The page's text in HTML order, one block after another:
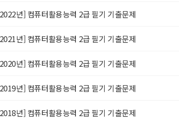
년] 컴퓨터활용능력 2급 필기 기출문제
년] 컴퓨터활용능력 2급 필기 기출문제
년] 컴퓨터활용능력 2급 필기 기출문제
년] 컴퓨터활용능력 2급 필기 기출문제
년] 컴퓨터활용능력 2급 필기 기출문제